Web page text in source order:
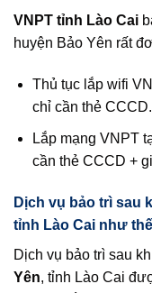
VNPT tỉnh Lào Cai
huyện Bảo Yên rất
Thủ tục lắp wifi
chỉ cần thẻ CCCD.
Lắp mạng VNPT
cần thẻ CCCD +
Dịch vụ bảo trì sau
tỉnh Lào Cai như
Dịch vụ bảo trì sau
Yên, tỉnh Lào Cai